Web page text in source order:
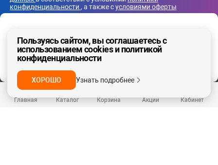
Главная Каталог Корзина Акции Кабинет
ДА, ВЕРНО
конфиденциальности , а также сусловиями оферты
Каталог
Сервисы
О нас
Пользуясь сайтом, вы соглашаетесь с
использованием cookies и политикой
конфиденциальности
ХОРОШО Узнать подробнее